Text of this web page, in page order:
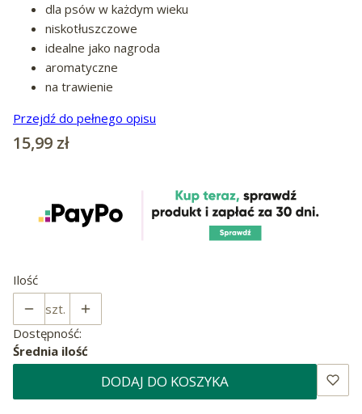
dla psów w każdym wieku
niskotłuszczowe
idealne jako nagroda
aromatyczne
na trawienie
Przejdź do pełnego opisu
Cena
15,99 zł
Ilość
szt.
Dostępność:
Średnia ilość
DODAJ DO KOSZYKA